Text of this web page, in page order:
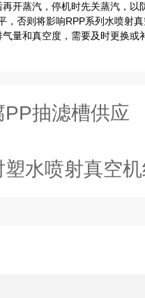
开蒸汽，停机时先关蒸汽，
，否则将影响RPP系列水喷射
量和真空度，需要及时更换或
PP抽滤槽供应
塑水喷射真空